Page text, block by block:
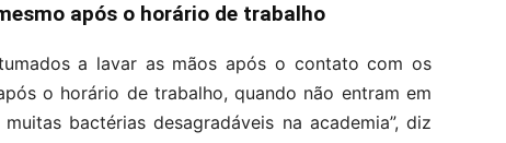
após o horário de trabalho
a lavar as mãos após o contato com os
o horário de trabalho, quando não entram em
bactérias desagradáveis na academia”, diz